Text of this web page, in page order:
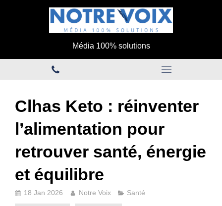
Média 100% solutions
Clhas Keto : réinventer
l’alimentation pour
retrouver santé, énergie
et équilibre
18 Jan 2026 Notre Voix Santé